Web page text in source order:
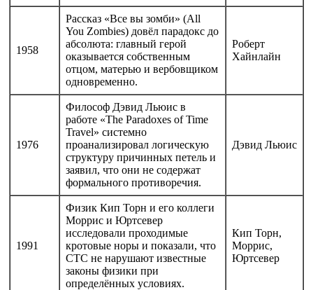
1958
Рассказ «Все вы зомби» (All
You Zombies) довёл парадокс до
абсолюта: главный герой
оказывается собственным
отцом, матерью и вербовщиком
одновременно.
Роберт
Хайнлайн
1976
Философ Дэвид Льюис в
работе «The Paradoxes of Time
Travel» системно
проанализировал логическую
структуру причинных петель и
заявил, что они не содержат
формального противоречия.
Дэвид Льюис
1991
Физик Кип Торн и его коллеги
Моррис и Юртсевер
исследовали проходимые
кротовые норы и показали, что
CTC не нарушают известные
законы физики при
определённых условиях.
Кип Торн,
Моррис,
Юртсевер